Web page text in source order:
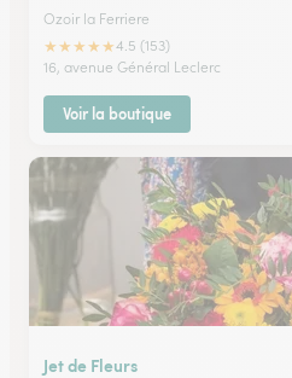
Ozoir la Ferriere
★★★★★4.5 (153)
16, avenue Général Leclerc
Voir la boutique
Jet de Fleurs